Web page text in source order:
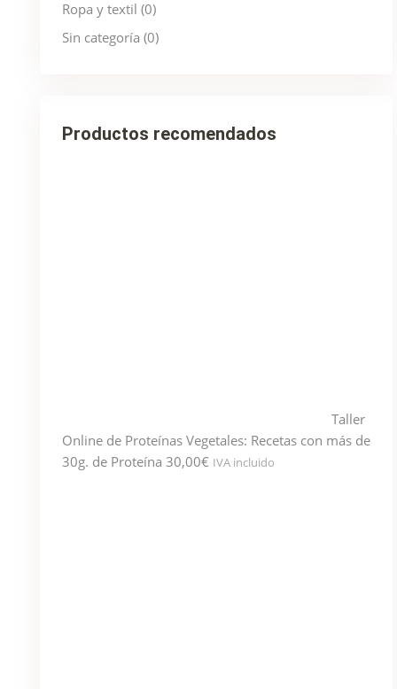
Ropa y textil (0)
Sin categoría (0)
Productos recomendados
Taller
Online de Proteínas Vegetales: Recetas con más de
30g. de Proteína 30,00€ IVA incluido